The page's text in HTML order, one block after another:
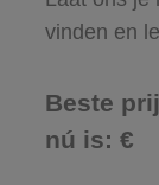
vinden en
Beste
nú is: €